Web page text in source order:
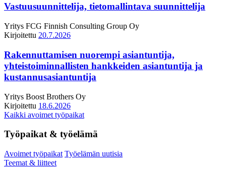
Vastuusuunnittelija, tietomallintava suunnittelija
Yritys FCG Finnish Consulting Group Oy
Kirjoitettu 20.7.2026
Rakennuttamisen nuorempi asiantuntija,
yhteistoiminnallisten hankkeiden asiantuntija ja
kustannusasiantuntija
Yritys Boost Brothers Oy
Kirjoitettu 18.6.2026
Kaikki avoimet työpaikat
Työpaikat & työelämä
Avoimet työpaikat Työelämän uutisia
Teemat & liitteet